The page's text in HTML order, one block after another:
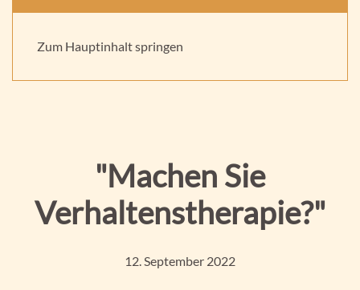
Zum Hauptinhalt springen
Praxis für Kinder und Jugendpsychotherapie -
Aktuelles
"Machen Sie
Verhaltenstherapie?"
12. September 2022